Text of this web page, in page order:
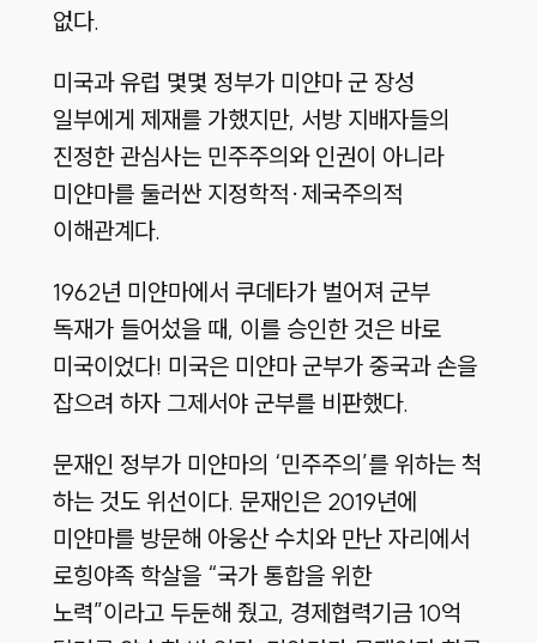
없다.
미국과 유럽 몇몇 정부가 미얀마 군 장성
일부에게 제재를 가했지만, 서방 지배자들의
진정한 관심사는 민주주의와 인권이 아니라
미얀마를 둘러싼 지정학적·제국주의적
이해관계다.
1962년 미얀마에서 쿠데타가 벌어져 군부
독재가 들어섰을 때, 이를 승인한 것은 바로
미국이었다! 미국은 미얀마 군부가 중국과 손을
잡으려 하자 그제서야 군부를 비판했다.
문재인 정부가 미얀마의 ‘민주주의’를 위하는 척
하는 것도 위선이다. 문재인은 2019년에
미얀마를 방문해 아웅산 수치와 만난 자리에서
로힝야족 학살을 “국가 통합을 위한
노력”이라고 두둔해 줬고, 경제협력기금 10억